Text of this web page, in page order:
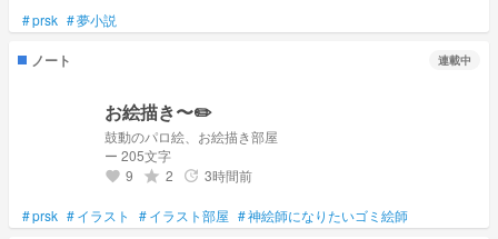
#prsk #夢小説
ノート 連載中
お絵描き〜✏️
鼓動のパロ絵、お絵描き部屋
ー 205文字
favorite 9 grade 2 update 3時間前
#prsk #イラスト #イラスト部屋 #神絵師になりたいゴミ絵師